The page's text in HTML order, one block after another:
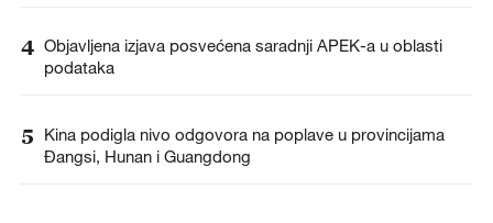
4 Objavljena izjava posvećena saradnji APEK-a u oblasti
podataka
5
Kina podigla nivo odgovora na poplave u provincijama
Đangsi, Hunan i Guangdong